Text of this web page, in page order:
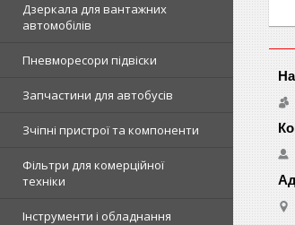
Дзеркала для вантажних
автомобілів
Пневморесори підвіски
Запчастини для автобусів
Зчіпні пристрої та компоненти
Фільтри для комерційної
техніки
Інструменти і обладнання